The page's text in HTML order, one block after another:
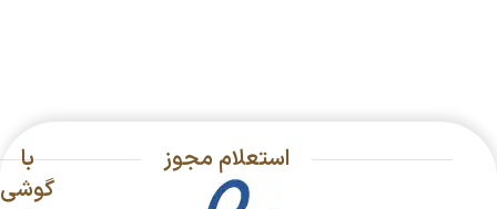
استعلام مجوز
با
گوشی